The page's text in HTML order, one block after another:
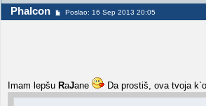
Phalcon Poslao: 16 Sep 2013 20:05
Imam lepšu RaJane Da prostiš, ova tvoja